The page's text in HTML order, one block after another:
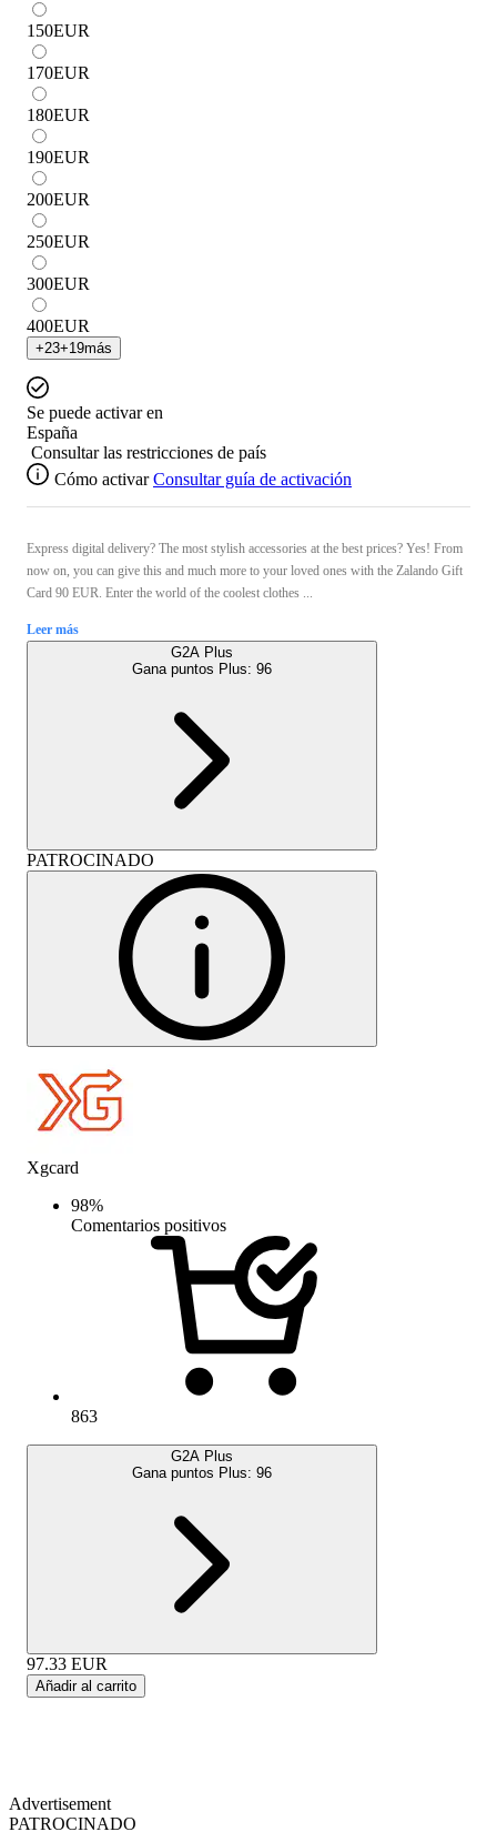
150EUR
170EUR
180EUR
190EUR
200EUR
250EUR
300EUR
400EUR
+23+19más
Se puede activar en
España
Consultar las restricciones de país
Cómo activar Consultar guía de activación
Express digital delivery? The most stylish accessories at the best prices? Yes! From
now on, you can give this and much more to your loved ones with the Zalando Gift
Card 90 EUR. Enter the world of the coolest clothes ...
Leer más
G2A Plus
Gana puntos Plus: 96
PATROCINADO
Xgcard
98%
Comentarios positivos
863
G2A Plus
Gana puntos Plus: 96
97.33 EUR
Añadir al carrito
Advertisement
PATROCINADO